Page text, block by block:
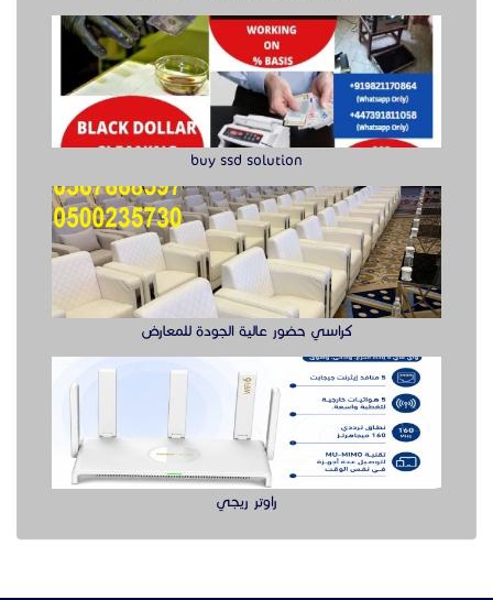
buy ssd solution
كراسي حضور عالية الجودة للمعارض
راوتر ريجي